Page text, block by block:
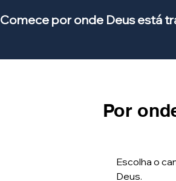
Comece por onde Deus está
Por
Escolha o
Deus.